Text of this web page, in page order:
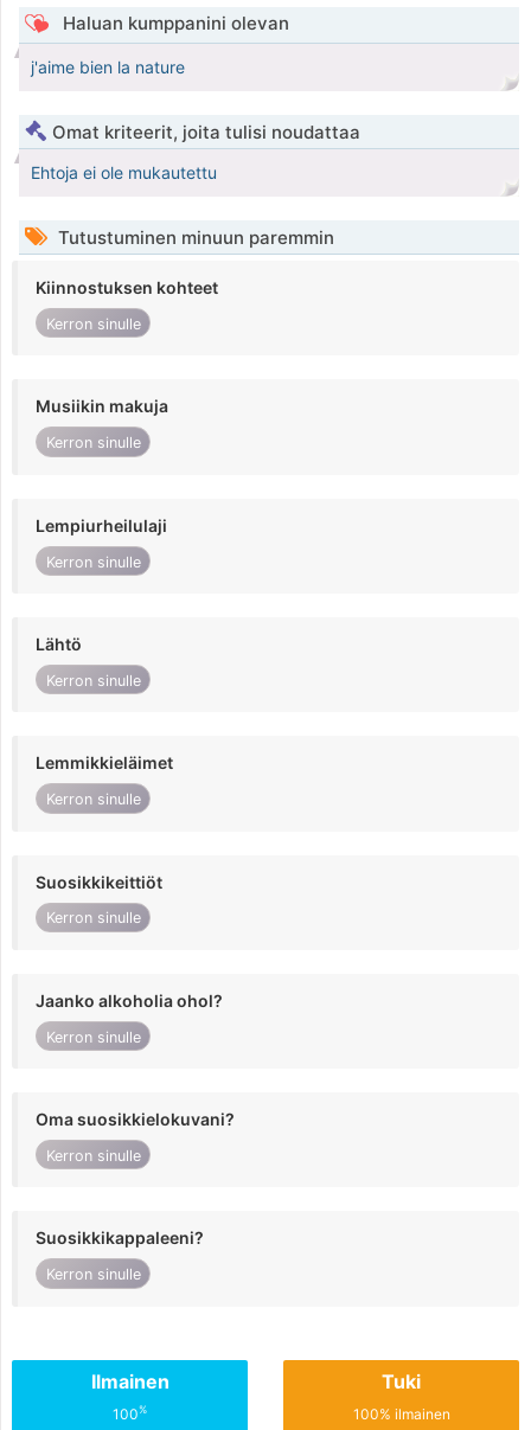
Haluan kumppanini olevan
j'aime bien la nature
Omat kriteerit, joita tulisi noudattaa
Ehtoja ei ole mukautettu
Tutustuminen minuun paremmin
Kiinnostuksen kohteet
Kerron sinulle
Musiikin makuja
Kerron sinulle
Lempiurheilulaji
Kerron sinulle
Lähtö
Kerron sinulle
Lemmikkieläimet
Kerron sinulle
Suosikkikeittiöt
Kerron sinulle
Jaanko alkoholia ohol?
Kerron sinulle
Oma suosikkielokuvani?
Kerron sinulle
Suosikkikappaleeni?
Kerron sinulle
Ilmainen
100%
Tuki
100% ilmainen